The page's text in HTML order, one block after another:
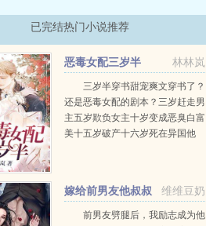
已完结热门小说推荐
林林岚
恶毒女配三岁半
三岁半穿书甜宠爽文穿书了？
还是恶毒女配的剧本？三岁赶走男
主五岁欺负女主十岁变成恶臭白富
美十五岁破产十六岁死在异国他
维维豆奶
嫁给前男友他叔叔
前男友劈腿后，我励志成为他